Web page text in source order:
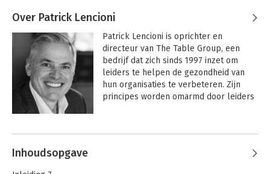
Over Patrick Lencioni
Patrick Lencioni is oprichter en
directeur van The Table Group, een
bedrijf dat zich sinds 1997 inzet om
leiders te helpen de gezondheid van
hun organisaties te verbeteren. Zijn
principes worden omarmd door leiders
multinationals, startups, professionele
Andere boeken door Patrick
Lencioni
Inhoudsopgave